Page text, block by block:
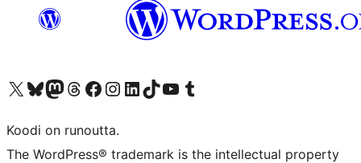
Visit our X (formerly Twitter) account
Visit our Bluesky account
Visit our Mastodon account
Visit our Threads account
Visit our Facebook page
Visit our Instagram account
Visit our LinkedIn account
Visit our TikTok account
Näytä YouTube-kanava
Visit our Tumblr account
Koodi on runoutta.
The WordPress® trademark is the intellectual property